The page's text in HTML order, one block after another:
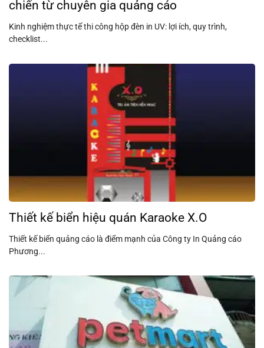
chiến từ chuyên gia quảng cáo
Kinh nghiệm thực tế thi công hộp đèn in UV: lợi ích, quy trình,
checklist...
Thiết kế biển hiệu quán Karaoke X.O
Thiết kế biển quảng cáo là điểm mạnh của Công ty In Quảng cáo
Phương...